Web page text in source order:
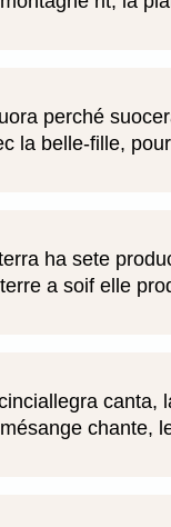
perché
la belle-fille,
ha sete
a soif elle
canta,
chante,